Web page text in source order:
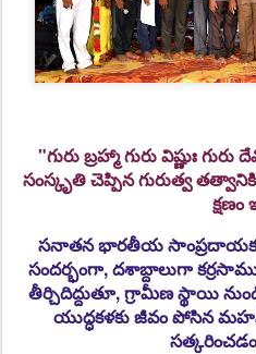
"గురు బ్రహ్మా గురు విష్ణుః
సంస్కృతి చెప్పిన గురుత్వ
క్షణం
సనాతన భారతీయ సాంప్రదాయక
సందర్భంగా, దశాబ్దాలుగా
తీర్చిదిద్దుతూ, గ్రామీణ స్థాయి
యుద్ధకళకు జీవం పోసిన